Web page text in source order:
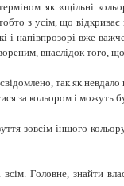
як «щільні
з усім, що
і напівпрозорі вже
внаслідок того,
так як невдало
за кольором і можуть
зовсім іншого
Головне, знайти